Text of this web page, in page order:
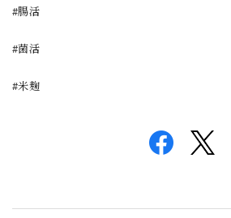
#腸活
#菌活
#米麹